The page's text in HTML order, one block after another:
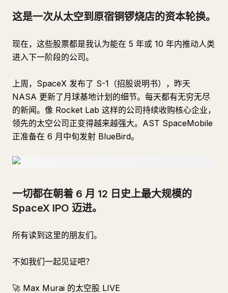
这是一次从太空到原宿铜锣烧店的资本轮换。
现在，这些股票都是我认为能在 5 年或 10 年内推动人类
进入下一阶段的公司。
上周，SpaceX 发布了 S-1（招股说明书），昨天
NASA 更新了月球基地计划的细节。每天都有无穷无尽
的新闻。像 Rocket Lab 这样的公司持续收购核心企业，
领先的太空公司正变得越来越强大。AST SpaceMobile
正准备在 6 月中旬发射 BlueBird。
一切都在朝着 6 月 12 日史上最大规模的
SpaceX IPO 迈进。
所有读到这里的朋友们。
不如我们一起见证吧？
🚀 Max Murai 的太空股 LIVE